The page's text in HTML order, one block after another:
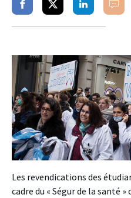
PartagerPartagerPartager
Les revendications des
cadre du « Ségur de la santé